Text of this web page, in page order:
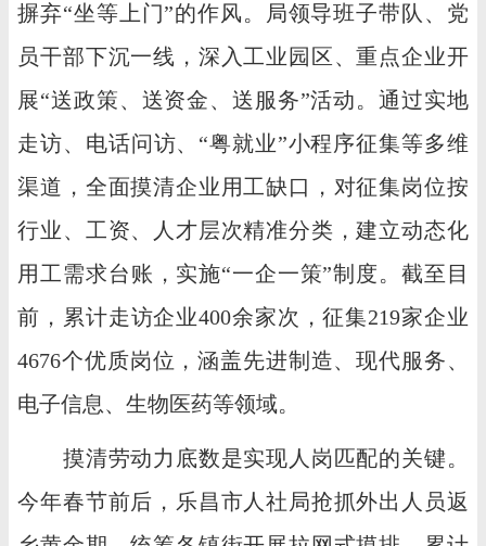
摒弃“坐等上门”的作风。局领导班子带队、党
员干部下沉一线，深入工业园区、重点企业开
展“送政策、送资金、送服务”活动。通过实地
走访、电话问访、“粤就业”小程序征集等多维
渠道，全面摸清企业用工缺口，对征集岗位按
行业、工资、人才层次精准分类，建立动态化
用工需求台账，实施“一企一策”制度。截至目
前，累计走访企业400余家次，征集219家企业
4676个优质岗位，涵盖先进制造、现代服务、
电子信息、生物医药等领域。
摸清劳动力底数是实现人岗匹配的关键。
今年春节前后，乐昌市人社局抢抓外出人员返